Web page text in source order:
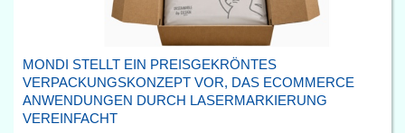
MONDI STELLT EIN PREISGEKRÖNTES
VERPACKUNGSKONZEPT VOR, DAS ECOMMERCE
ANWENDUNGEN DURCH LASERMARKIERUNG
VEREINFACHT